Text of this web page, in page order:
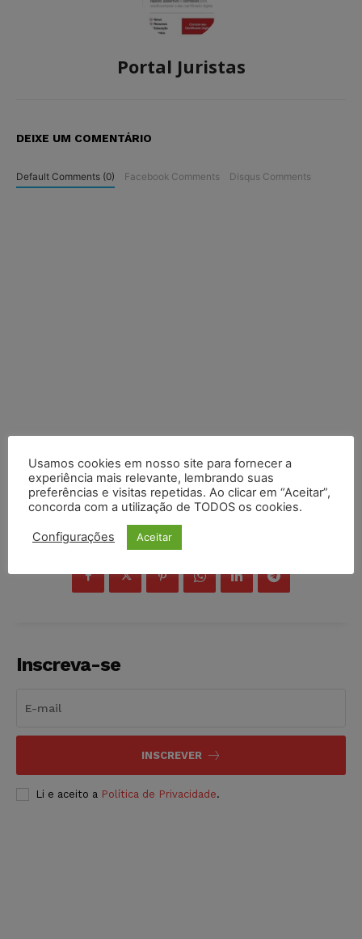
Portal Juristas
DEIXE UM COMENTÁRIO
Default Comments (0) Facebook Comments Disqus Comments
COMPARTILHE
Inscreva-se
INSCREVER
Li e aceito a Política de Privacidade.
Usamos cookies em nosso site para fornecer a
experiência mais relevante, lembrando suas
preferências e visitas repetidas. Ao clicar em “Aceitar”,
concorda com a utilização de TODOS os cookies.
Configurações Aceitar